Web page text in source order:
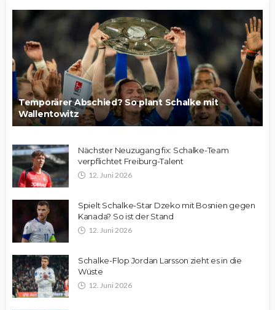
Temporärer Abschied? So plant Schalke mit
Wallentowitz
Nächster Neuzugang fix: Schalke-Team
verpflichtet Freiburg-Talent
12. Juni 2026
Spielt Schalke-Star Dzeko mit Bosnien gegen
Kanada? So ist der Stand
12. Juni 2026
Schalke-Flop Jordan Larsson zieht es in die
Wüste
12. Juni 2026